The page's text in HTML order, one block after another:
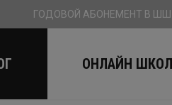
ГОДОВОЙ АБОНЕМЕНТ В
ОНЛАЙН